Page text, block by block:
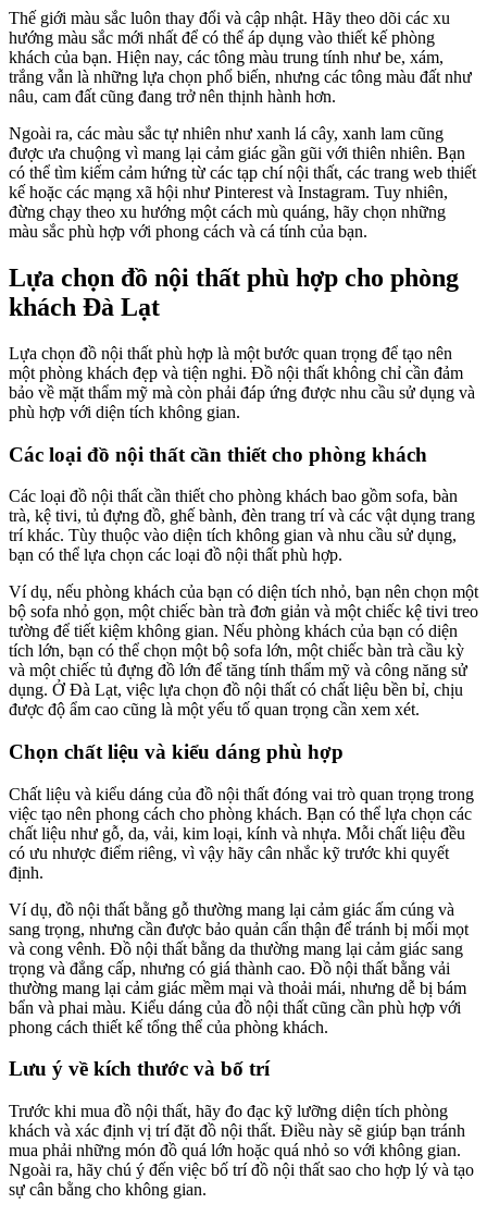
Thế giới màu sắc luôn thay đổi và cập nhật. Hãy theo dõi các xu
hướng màu sắc mới nhất để có thể áp dụng vào thiết kế phòng
khách của bạn. Hiện nay, các tông màu trung tính như be, xám,
trắng vẫn là những lựa chọn phổ biến, nhưng các tông màu đất như
nâu, cam đất cũng đang trở nên thịnh hành hơn.
Ngoài ra, các màu sắc tự nhiên như xanh lá cây, xanh lam cũng
được ưa chuộng vì mang lại cảm giác gần gũi với thiên nhiên. Bạn
có thể tìm kiếm cảm hứng từ các tạp chí nội thất, các trang web thiết
kế hoặc các mạng xã hội như Pinterest và Instagram. Tuy nhiên,
đừng chạy theo xu hướng một cách mù quáng, hãy chọn những
màu sắc phù hợp với phong cách và cá tính của bạn.
Lựa chọn đồ nội thất phù hợp cho phòng
khách Đà Lạt
Lựa chọn đồ nội thất phù hợp là một bước quan trọng để tạo nên
một phòng khách đẹp và tiện nghi. Đồ nội thất không chỉ cần đảm
bảo về mặt thẩm mỹ mà còn phải đáp ứng được nhu cầu sử dụng và
phù hợp với diện tích không gian.
Các loại đồ nội thất cần thiết cho phòng khách
Các loại đồ nội thất cần thiết cho phòng khách bao gồm sofa, bàn
trà, kệ tivi, tủ đựng đồ, ghế bành, đèn trang trí và các vật dụng trang
trí khác. Tùy thuộc vào diện tích không gian và nhu cầu sử dụng,
bạn có thể lựa chọn các loại đồ nội thất phù hợp.
Ví dụ, nếu phòng khách của bạn có diện tích nhỏ, bạn nên chọn một
bộ sofa nhỏ gọn, một chiếc bàn trà đơn giản và một chiếc kệ tivi treo
tường để tiết kiệm không gian. Nếu phòng khách của bạn có diện
tích lớn, bạn có thể chọn một bộ sofa lớn, một chiếc bàn trà cầu kỳ
và một chiếc tủ đựng đồ lớn để tăng tính thẩm mỹ và công năng sử
dụng. Ở Đà Lạt, việc lựa chọn đồ nội thất có chất liệu bền bỉ, chịu
được độ ẩm cao cũng là một yếu tố quan trọng cần xem xét.
Chọn chất liệu và kiểu dáng phù hợp
Chất liệu và kiểu dáng của đồ nội thất đóng vai trò quan trọng trong
việc tạo nên phong cách cho phòng khách. Bạn có thể lựa chọn các
chất liệu như gỗ, da, vải, kim loại, kính và nhựa. Mỗi chất liệu đều
có ưu nhược điểm riêng, vì vậy hãy cân nhắc kỹ trước khi quyết
định.
Ví dụ, đồ nội thất bằng gỗ thường mang lại cảm giác ấm cúng và
sang trọng, nhưng cần được bảo quản cẩn thận để tránh bị mối mọt
và cong vênh. Đồ nội thất bằng da thường mang lại cảm giác sang
trọng và đẳng cấp, nhưng có giá thành cao. Đồ nội thất bằng vải
thường mang lại cảm giác mềm mại và thoải mái, nhưng dễ bị bám
bẩn và phai màu. Kiểu dáng của đồ nội thất cũng cần phù hợp với
phong cách thiết kế tổng thể của phòng khách.
Lưu ý về kích thước và bố trí
Trước khi mua đồ nội thất, hãy đo đạc kỹ lưỡng diện tích phòng
khách và xác định vị trí đặt đồ nội thất. Điều này sẽ giúp bạn tránh
mua phải những món đồ quá lớn hoặc quá nhỏ so với không gian.
Ngoài ra, hãy chú ý đến việc bố trí đồ nội thất sao cho hợp lý và tạo
sự cân bằng cho không gian.